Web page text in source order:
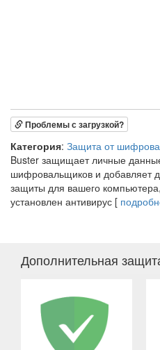
Проблемы с загрузкой?
Категория: Защита от
Buster защищает личные
шифровальщиков и добавляет
защиты для вашего
установлен антивирус [
Дополнительная